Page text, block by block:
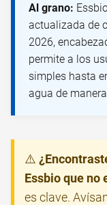
Al grano:
actualizada de
2026,
permite a los
simples hasta
agua de
⚠️
Essbio que no
es clave.